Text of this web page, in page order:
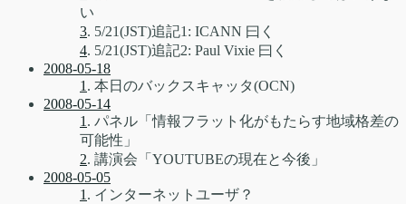
い
3. 5/21(JST)追記1: ICANN 曰く
4. 5/21(JST)追記2: Paul Vixie 曰く
2008-05-18
1 . 本日のバックスキャッタ(OCN)
2008-05-14
1 . パネル「情報フラット化がもたらす地域格差の
可能性」
2. 講演会「YOUTUBEの現在と今後」
2008-05-05
1 . インターネットユーザ？